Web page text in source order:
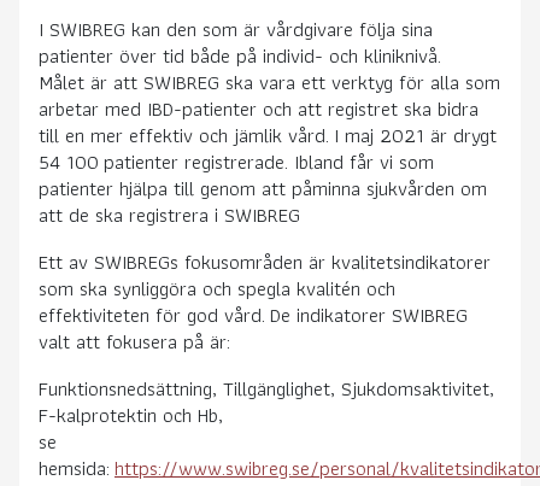
I SWIBREG kan den som är vårdgivare följa sina
patienter över tid både på individ- och kliniknivå.
Målet är att SWIBREG ska vara ett verktyg för alla som
arbetar med IBD-patienter och att registret ska bidra
till en mer effektiv och jämlik vård. I maj 2021 är drygt
54 100 patienter registrerade. Ibland får vi som
patienter hjälpa till genom att påminna sjukvården om
att de ska registrera i SWIBREG
Ett av SWIBREGs fokusområden är kvalitetsindikatorer
som ska synliggöra och spegla kvalitén och
effektiviteten för god vård. De indikatorer SWIBREG
valt att fokusera på är:
Funktionsnedsättning, Tillgänglighet, Sjukdomsaktivitet,
F-kalprotektin och Hb,
se
hemsida: https://www.swibreg.se/personal/